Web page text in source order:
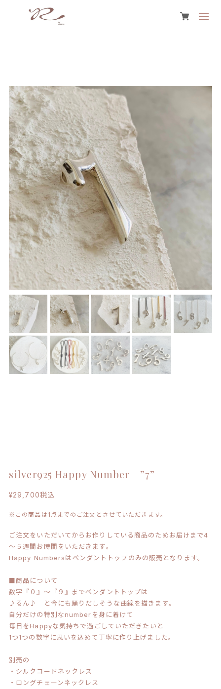
silver925 Happy Number ”7”
¥29,700税込
※この商品は1点までのご注文とさせていただきます。
ご注文をいただいてからお作りしている商品のためお届けまで4
～５週間お時間をいただきます。
Happy Numbersはペンダントトップのみの販売となります。
■商品について
数字『０』～『９』までペンダントトップは
♪るん♪ と今にも踊りだしそうな曲線を描きます。
自分だけの特別なnumberを身に着けて
毎日をHappyな気持ちで過ごしていただきたいと
1つ1つの数字に思いを込めて丁寧に作り上げました。
別売の
・シルクコードネックレス
・ロングチェーンネックレス